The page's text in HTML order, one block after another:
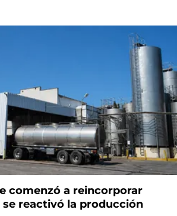
comenzó a reincorporar
reactivó la producción